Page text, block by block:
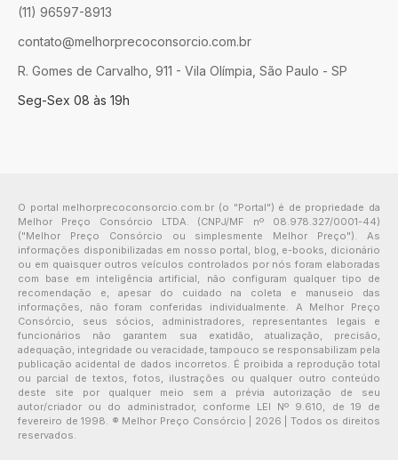
(11) 96597-8913
contato@melhorprecoconsorcio.com.br
R. Gomes de Carvalho, 911 - Vila Olímpia, São Paulo - SP
Seg-Sex 08 às 19h
O portal melhorprecoconsorcio.com.br (o "Portal") é de propriedade da
Melhor Preço Consórcio LTDA. (CNPJ/MF nº 08.978.327/0001-44)
("Melhor Preço Consórcio ou simplesmente Melhor Preço"). As
informações disponibilizadas em nosso portal, blog, e-books, dicionário
ou em quaisquer outros veículos controlados por nós foram elaboradas
com base em inteligência artificial, não configuram qualquer tipo de
recomendação e, apesar do cuidado na coleta e manuseio das
informações, não foram conferidas individualmente. A Melhor Preço
Consórcio, seus sócios, administradores, representantes legais e
funcionários não garantem sua exatidão, atualização, precisão,
adequação, integridade ou veracidade, tampouco se responsabilizam pela
publicação acidental de dados incorretos. É proibida a reprodução total
ou parcial de textos, fotos, ilustrações ou qualquer outro conteúdo
deste site por qualquer meio sem a prévia autorização de seu
autor/criador ou do administrador, conforme LEI Nº 9.610, de 19 de
fevereiro de 1998. ® Melhor Preço Consórcio | 2026 | Todos os direitos
reservados.